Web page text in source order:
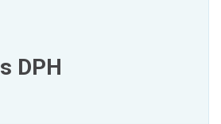
s DPH